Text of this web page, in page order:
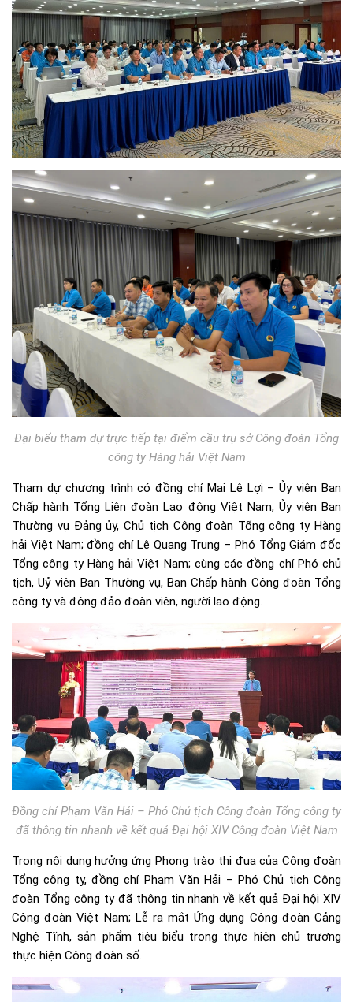
Đại biểu tham dự trực tiếp tại điểm cầu trụ sở Công đoàn Tổng
công ty Hàng hải Việt Nam
Tham dự chương trình có đồng chí Mai Lê Lợi – Ủy viên Ban
Chấp hành Tổng Liên đoàn Lao động Việt Nam, Ủy viên Ban
Thường vụ Đảng ủy, Chủ tịch Công đoàn Tổng công ty Hàng
hải Việt Nam; đồng chí Lê Quang Trung – Phó Tổng Giám đốc
Tổng công ty Hàng hải Việt Nam; cùng các đồng chí Phó chủ
tịch, Uỷ viên Ban Thường vụ, Ban Chấp hành Công đoàn Tổng
công ty và đông đảo đoàn viên, người lao động.
Đồng chí Phạm Văn Hải – Phó Chủ tịch Công đoàn Tổng công ty
đã thông tin nhanh về kết quả Đại hội XIV Công đoàn Việt Nam
Trong nội dung hưởng ứng Phong trào thi đua của Công đoàn
Tổng công ty, đồng chí Phạm Văn Hải – Phó Chủ tịch Công
đoàn Tổng công ty đã thông tin nhanh về kết quả Đại hội XIV
Công đoàn Việt Nam; Lễ ra mắt Ứng dụng Công đoàn Cảng
Nghệ Tĩnh, sản phẩm tiêu biểu trong thực hiện chủ trương
thực hiện Công đoàn số.